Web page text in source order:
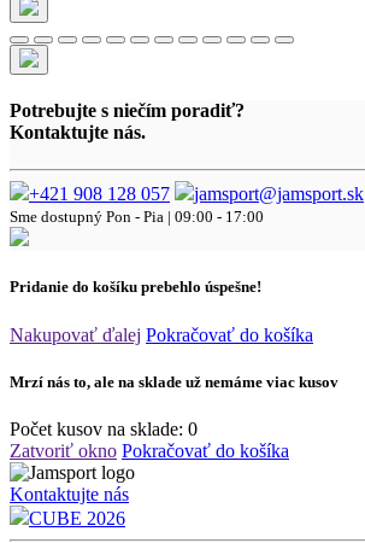
Potrebujte s niečím poradiť?
Kontaktujte nás.
+421 908 128 057 jamsport@jamsport.sk
Sme dostupný Pon - Pia | 09:00 - 17:00
Pridanie do košíku prebehlo úspešne!
Nakupovať ďalej Pokračovať do košíka
Mrzí nás to, ale na sklade už nemáme viac kusov
Počet kusov na sklade: 0
Zatvoriť okno Pokračovať do košíka
Kontaktujte nás
CUBE 2026